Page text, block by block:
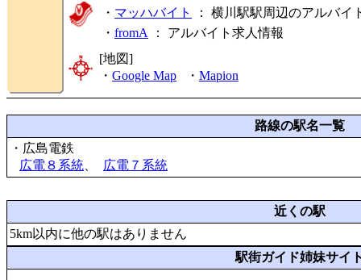
・ マッハバイト
： 横川駅駅周辺のアルバイ
・ fromA ： アルバイト求人情報
[地図]
・ Google Map ・ Mapion
路線の駅名一覧
・広島電鉄
広電８系統
広電７系統
近くの駅
5km以内に他の駅はありません
駅街ガイド姉妹サイ